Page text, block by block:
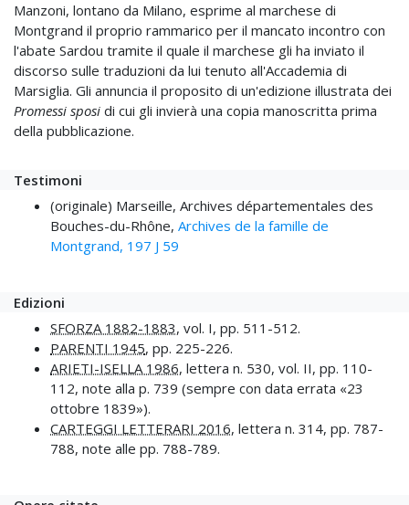
Manzoni, lontano da Milano, esprime al marchese di
Montgrand il proprio rammarico per il mancato incontro con
l'abate Sardou tramite il quale il marchese gli ha inviato il
discorso sulle traduzioni da lui tenuto all'Accademia di
Marsiglia. Gli annuncia il proposito di un'edizione illustrata dei
Promessi sposi di cui gli invierà una copia manoscritta prima
della pubblicazione.
Testimoni
(originale) Marseille, Archives départementales des
Bouches-du-Rhône, Archives de la famille de
Montgrand, 197 J 59
Edizioni
SFORZA 1882-1883, vol. I, pp. 511-512.
PARENTI 1945, pp. 225-226.
ARIETI-ISELLA 1986, lettera n. 530, vol. II, pp. 110-
112, note alla p. 739 (sempre con data errata «23
ottobre 1839»).
CARTEGGI LETTERARI 2016, lettera n. 314, pp. 787-
788, note alle pp. 788-789.